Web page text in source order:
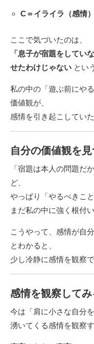
C＝イライラ（感情）
ここで気づいたのは、
「息子が宿題をしてい
せたわけじゃない とい
私の中の「遊ぶ前にや
価値観が、
感情を引き起こしてい
自分の価値観を
「宿題は本人の問題だ
ど、
やっぱり「やるべきこ
まだ私の中に強く根付
こうやって、感情が自
とわかると、
少し冷静に感情を観察
感情を観察してみ
今は「肩に小さな自分を
湧いてくる感情を観察